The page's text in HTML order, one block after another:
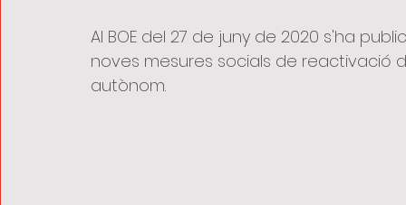
Al BOE del 27 de juny de 2020 s'ha
noves mesures socials de reactivació
autònom.